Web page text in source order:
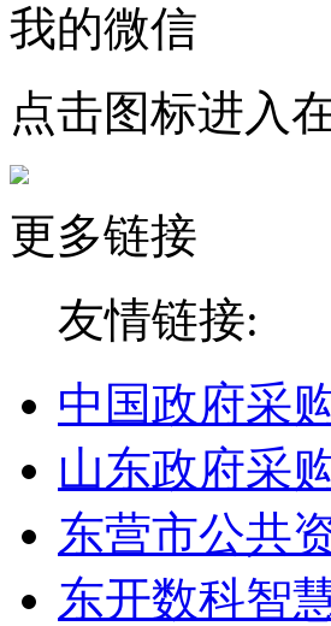
我的微信
点击图标进入
更多链接
友情链接:
中国政府采
山东政府采
东营市公共
东开数科智